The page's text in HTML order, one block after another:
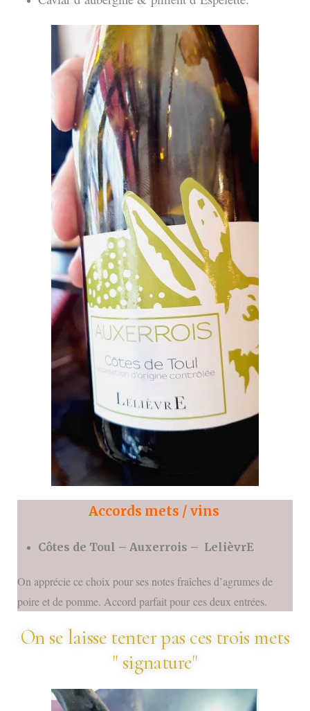
Accords mets / vins
Côtes de Toul – Auxerrois – LelièvrE
On apprécie ce choix pour ses notes fraîches d’agrumes de
poire et de pomme. Accord parfait pour ces deux entrées.
On se laisse tenter pas ces trois mets
" signature"